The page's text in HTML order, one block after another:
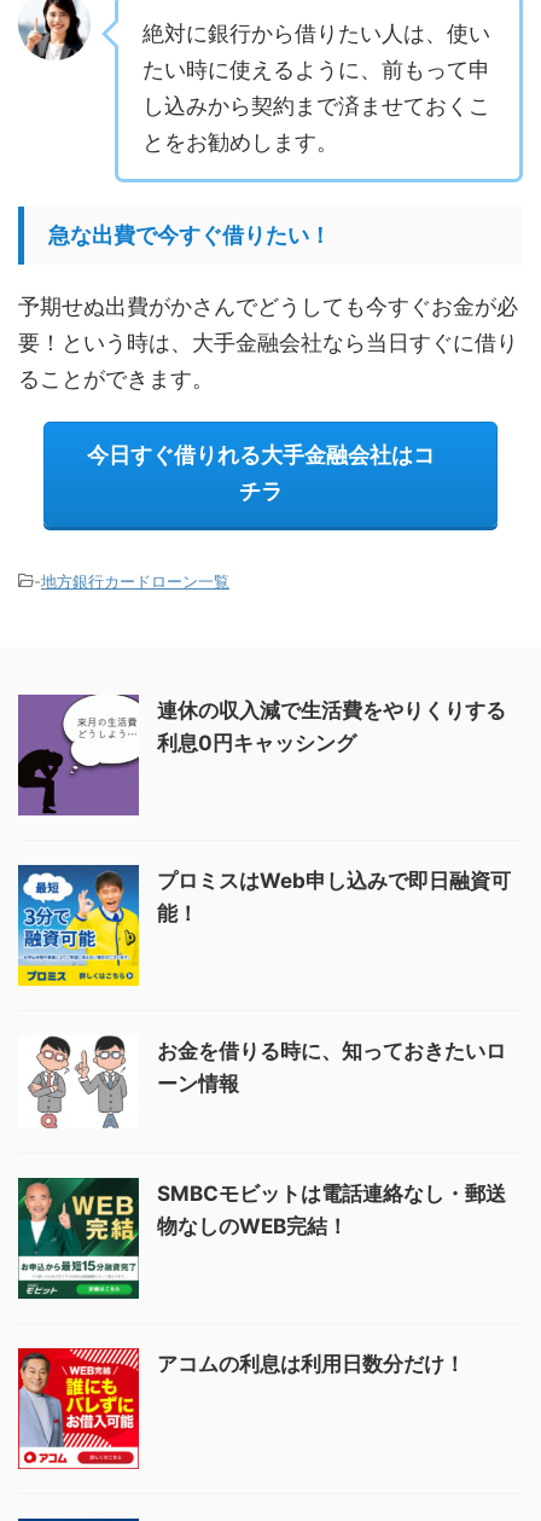
絶対に銀行から借りたい人は、使い
たい時に使えるように、前もって申
し込みから契約まで済ませておくこ
とをお勧めします。
急な出費で今すぐ借りたい！
予期せぬ出費がかさんでどうしても今すぐお金が必
要！という時は、大手金融会社なら当日すぐに借り
ることができます。
今日すぐ借りれる大手金融会社はコ
チラ
-地方銀行カードローン一覧
連休の収入減で生活費をやりくりする
利息0円キャッシング
プロミスはWeb申し込みで即日融資可
能！
お金を借りる時に、知っておきたいロ
ーン情報
SMBCモビットは電話連絡なし・郵送
物なしのWEB完結！
アコムの利息は利用日数分だけ！